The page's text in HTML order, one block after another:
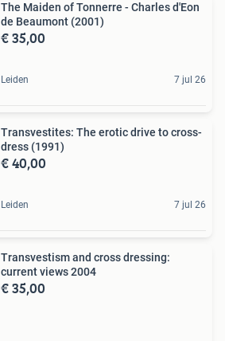
The Maiden of Tonnerre - Charles d'Eon
de Beaumont (2001)
€ 35,00
Leiden 7 jul 26
Transvestites: The erotic drive to cross-
dress (1991)
€ 40,00
Leiden 7 jul 26
Transvestism and cross dressing:
current views 2004
€ 35,00